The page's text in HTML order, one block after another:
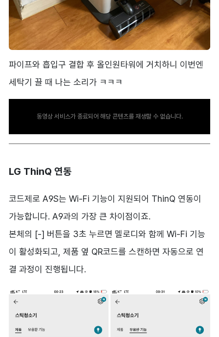
파이프와 흡입구 결합 후 올인원타워에 거치하니 이번엔
세탁기 끌 때 나는 소리가 ㅋㅋㅋ
동영상 서비스가 종료되어 해당 콘텐츠를 재생할 수 없습니다.
LG ThinQ 연동
코드제로 A9S는 Wi-Fi 기능이 지원되어 ThinQ 연동이
가능합니다. A9과의 가장 큰 차이점이죠.
본체의 [-] 버튼을 3초 누르면 멜로디와 함께 Wi-Fi 기능
이 활성화되고, 제품 옆 QR코드를 스캔하면 자동으로 연
결 과정이 진행됩니다.